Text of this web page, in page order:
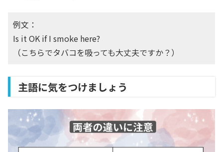
例文 ：
Is it OK if I smoke here?
（こちらでタバコを吸っても大丈夫ですか？）
主語に気をつけましょう